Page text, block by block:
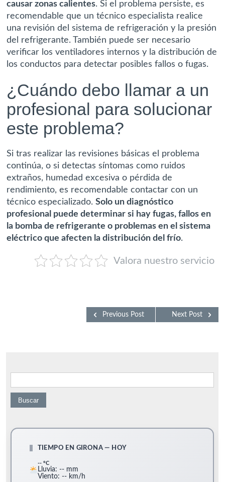
causar zonas calientes. Si el problema persiste, es
recomendable que un técnico especialista realice
una revisión del sistema de refrigeración y la presión
del refrigerante. También puede ser necesario
verificar los ventiladores internos y la distribución de
los conductos para detectar posibles fallos o fugas.
¿Cuándo debo llamar a un
profesional para solucionar
este problema?
Si tras realizar las revisiones básicas el problema
continúa, o si detectas síntomas como ruidos
extraños, humedad excesiva o pérdida de
rendimiento, es recomendable contactar con un
técnico especializado.Solo un diagnóstico
profesional puede determinar si hay fugas, fallos en
la bomba de refrigerante o problemas en el sistema
eléctrico que afecten la distribución del frío.
Valora nuestro servicio
Next Post
Previous Post
TIEMPO EN GIRONA — HOY
-- °C
Lluvia: -- mm
Viento: -- km/h